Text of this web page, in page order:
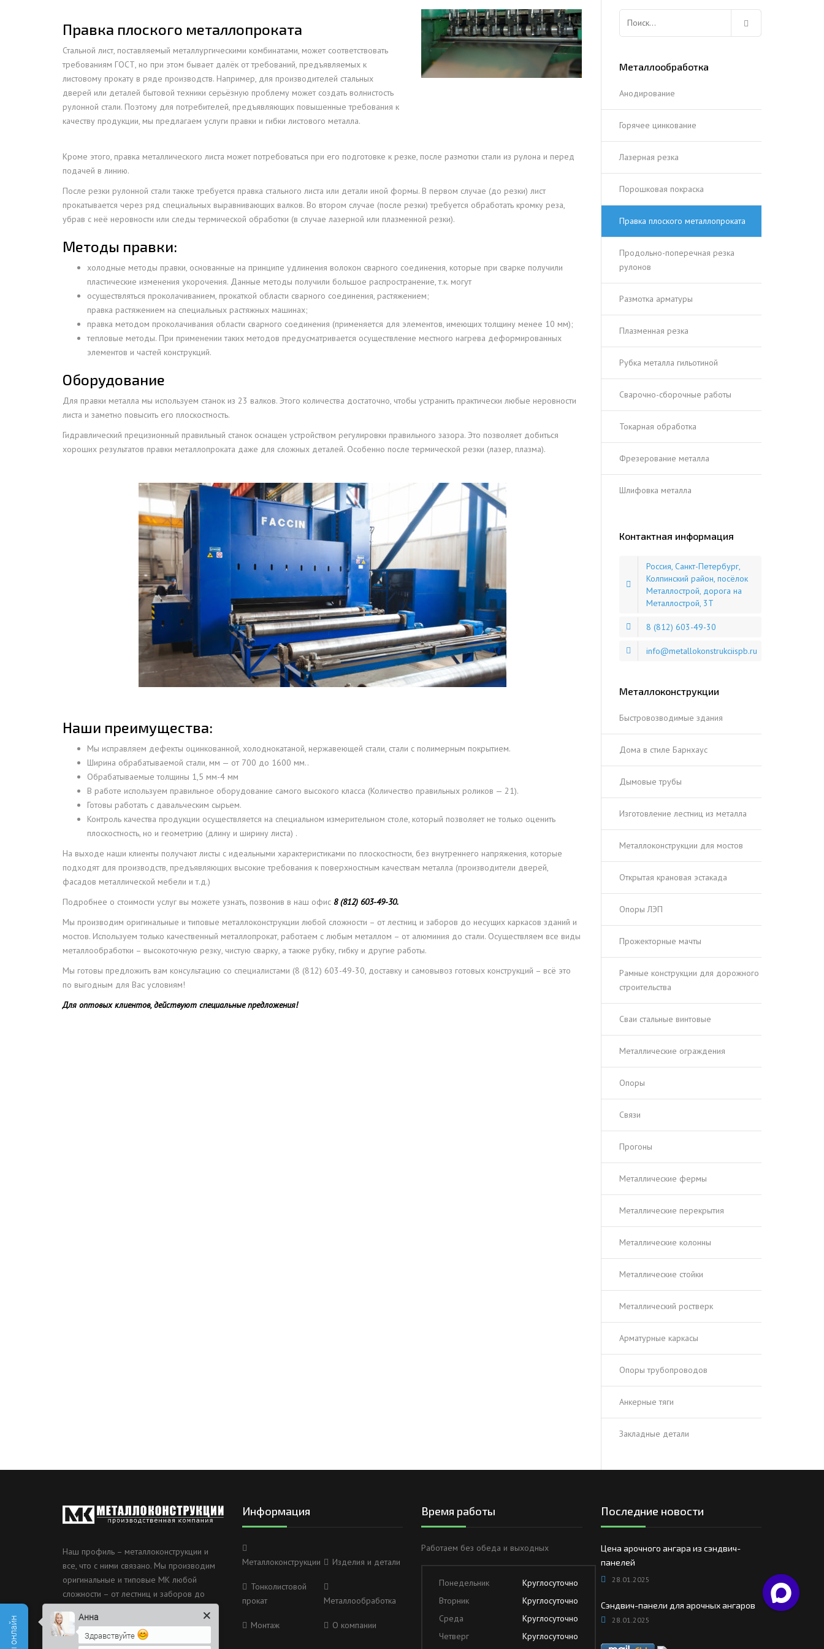
МЕТАЛЛИЧЕСКИЕ ОГРАЖДЕНИЯ
СВАИ СТАЛЬНЫЕ ВИНТОВЫЕ
КОНТЕЙНЕР СБОРНО – РАЗБОРНЫЙ
ЗАКЛАДНЫЕ ИЗДЕЛИЯ
ДЫМОВАЯ ТРУБА 40 М ЧЕТЫРЕХСТВОЛЬНАЯ
САМОНЕСУЩАЯ
ДЫМОВАЯ ТРУБА 30 М ЧЕТЫРЕХСТВОЛЬНАЯ
САМОНЕСУЩАЯ
ДЫМОВАЯ ТРУБА 25 М ЧЕТЫРЕХСТВОЛЬНАЯ
САМОНЕСУЩАЯ
ДЫМОВАЯ ТРУБА 25 М ТРЕХСТВОЛЬНАЯ
САМОНЕСУЩАЯ
ДЫМОВАЯ ТРУБА 35 М ДВУХСТВОЛЬНАЯ
САМОНЕСУЩАЯ
ДЫМОВАЯ ТРУБА 25 М ДВУХСТВОЛЬНАЯ
ДЫМОВАЯ ТРУБА 23 М ОДНОСТВОЛЬНАЯ
САМОНЕСУЩАЯ
ДЫМОВАЯ ТРУБА 19 М ОДНОСТВОЛЬНАЯ
САМОНЕСУЩАЯ
ДЫМОВАЯ ТРУБА 17 М ОДНОСТВОЛЬНАЯ
ДЫМОВАЯ ТРУБА 15 М ОДНОСТВОЛЬНАЯ
САМОНЕСУЩАЯ
ДЫМОВАЯ ТРУБА 13 М ОДНОСТВОЛЬНАЯ
САМОНЕСУЩАЯ
ДЫМОВАЯ ТРУБА 11 М ОДНОСТВОЛЬНАЯ
САМОНЕСУЩАЯ
ЗАКЛАДНЫЕ ДЕТАЛИ
ПРОИЗВОДСТВО МЕТАЛЛИЧЕСКИХ РАМ
ИЗГОТОВЛЕНИЕ СВАРНЫХ БАЛОК
ОПОРЫ ТРУБОПРОВОДОВ
РЕЗЬБОВЫЕ ШПИЛЬКИ
НС18ПГ
МП20ПГ
С21ПГ
МП35ПГ
Н114ПГ ДЛЯ БЕСКАРКАСНЫХ АНГАРОВ
ПРОФНАСТИЛ HЕРЖАВЕЮЩИЙ С21
ПРОФНАСТИЛ HЕРЖАВЕЮЩИЙ НС35
ПРОФНАСТИЛ HЕРЖАВЕЮЩИЙ НС44
ПРОФНАСТИЛ HЕРЖАВЕЮЩИЙ С44
ПРОФНАСТИЛ HЕРЖАВЕЮЩИЙ Н114
ПЛАЗМЕННАЯ РЕЗКА
РУБКА МЕТАЛЛА ГИЛЬОТИНОЙ
СВАРОЧНО-СБОРОЧНЫЕ РАБОТЫ
ТОКАРНАЯ ОБРАБОТКА
МОНТАЖ МЕТАЛЛИЧЕСКОЙ ЛЕСТНИЦЫ
МОНТАЖ РЕКЛАМНЫХ КОНСТРУКЦИЙ
Правка плоского металлопроката
Стальной лист, поставляемый металлургическими комбинатами, может соответствовать
требованиям ГОСТ, но при этом бывает далёк от требований, предъявляемых к
листовому прокату в ряде производств. Например, для производителей стальных
дверей или деталей бытовой техники серьёзную проблему может создать волнистость
рулонной стали. Поэтому для потребителей, предъявляющих повышенные требования к
качеству продукции, мы предлагаем услуги правки и гибки листового металла.
Кроме этого, правка металлического листа может потребоваться при его подготовке к резке, после размотки стали из рулона и перед
подачей в линию.
После резки рулонной стали также требуется правка стального листа или детали иной формы. В первом случае (до резки) лист
прокатывается через ряд специальных выравнивающих валков. Во втором случае (после резки) требуется обработать кромку реза,
убрав с неё неровности или следы термической обработки (в случае лазерной или плазменной резки).
Методы правки:
холодные методы правки, основанные на принципе удлинения волокон сварного соединения, которые при сварке получили
пластические изменения укорочения. Данные методы получили большое распространение, т.к. могут
осуществляться проколачиванием, прокаткой области сварного соединения, растяжением;
правка растяжением на специальных растяжных машинах;
правка методом проколачивания области сварного соединения (применяется для элементов, имеющих толщину менее 10 мм);
тепловые методы. При применении таких методов предусматривается осуществление местного нагрева деформированных
элементов и частей конструкций.
Оборудование
Для правки металла мы используем станок из 23 валков. Этого количества достаточно, чтобы устранить практически любые неровности
листа и заметно повысить его плоскостность.
Гидравлический прецизионный правильный станок оснащен устройством регулировки правильного зазора. Это позволяет добиться
хороших результатов правки металлопроката даже для сложных деталей. Особенно после термической резки (лазер, плазма).
Наши преимущества:
Мы исправляем дефекты оцинкованной, холоднокатаной, нержавеющей стали, стали с полимерным покрытием.
Ширина обрабатываемой стали, мм — от 700 до 1600 мм..
Обрабатываемые толщины 1,5 мм-4 мм
В работе используем правильное оборудование самого высокого класса (Количество правильных роликов — 21).
Готовы работать с давальческим сырьем.
Контроль качества продукции осуществляется на специальном измерительном столе, который позволяет не только оценить
плоскостность, но и геометрию (длину и ширину листа) .
На выходе наши клиенты получают листы с идеальными характеристиками по плоскостности, без внутреннего напряжения, которые
подходят для производств, предъявляющих высокие требования к поверхностным качествам металла (производители дверей,
фасадов металлической мебели и т.д.)
Подробнее о стоимости услуг вы можете узнать, позвонив в наш офис 8 (812) 603-49-30.
Мы производим оригинальные и типовые металлоконструкции любой сложности – от лестниц и заборов до несущих каркасов зданий и
мостов. Используем только качественный металлопрокат, работаем с любым металлом – от алюминия до стали. Осуществляем все виды
металлообработки – высокоточную резку, чистую сварку, а также рубку, гибку и другие работы.
Мы готовы предложить вам консультацию со специалистами (8 (812) 603-49-30, доставку и самовывоз готовых конструкций – всё это
по выгодным для Вас условиям!
Для оптовых клиентов, действуют специальные предложения!
Металлообработка
Анодирование
Горячее цинкование
Лазерная резка
Порошковая покраска
Правка плоского металлопроката
Продольно-поперечная резка
рулонов
Размотка арматуры
Плазменная резка
Рубка металла гильотиной
Сварочно-сборочные работы
Токарная обработка
Фрезерование металла
Шлифовка металла
Контактная информация
Россия, Санкт-Петербург,
Колпинский район, посёлок
Металлострой, дорога на
Металлострой, 3Т
8 (812) 603-49-30
info@metallokonstrukciispb.ru
Металлоконструкции
Быстровозводимые здания
Дома в стиле Барнхаус
Дымовые трубы
Изготовление лестниц из металла
Металлоконструкции для мостов
Открытая крановая эстакада
Опоры ЛЭП
Прожекторные мачты
Рамные конструкции для дорожного
строительства
Сваи стальные винтовые
Металлические ограждения
Опоры
Связи
Прогоны
Металлические фермы
Металлические перекрытия
Металлические колонны
Металлические стойки
Металлический ростверк
Арматурные каркасы
Опоры трубопроводов
Анкерные тяги
Закладные детали
Наш профиль – металлоконструкции и
все, что с ними связано. Мы производим
оригинальные и типовые МК любой
сложности – от лестниц и заборов до
Россия, Санкт-Петербург, 2
Муринский проспект дом 38
Информация
Металлоконструкции Изделия и детали
Тонколистовой
прокат
Металлообработка
Монтаж О компании
Время работы
Работаем без обеда и выходных
Понедельник
Круглосуточно
Вторник
Круглосуточно
Среда
Круглосуточно
Четверг
Круглосуточно
Последние новости
Цена арочного ангара из сэндвич-
панелей
28.01.2025
Сэндвич-панели для арочных ангаров
28.01.2025
Анна
Здравствуйте